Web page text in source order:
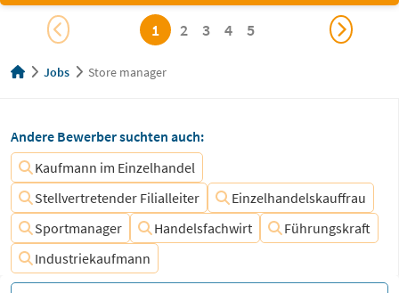
1 2 3 4 5
Jobs Store manager
Andere Bewerber suchten auch:
Kaufmann im Einzelhandel
Stellvertretender Filialleiter
Einzelhandelskauffrau
Sportmanager
Handelsfachwirt
Führungskraft
Industriekaufmann